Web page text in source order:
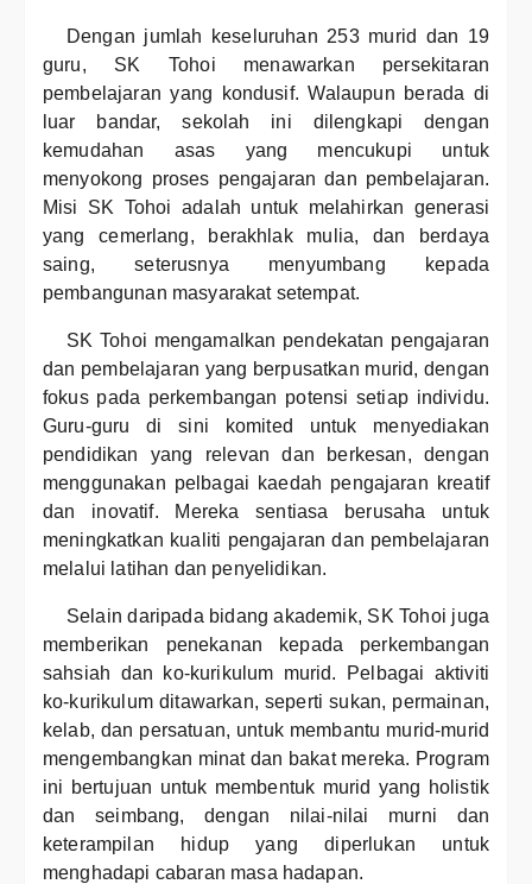
Dengan jumlah keseluruhan 253 murid dan 19
guru, SK Tohoi menawarkan persekitaran
pembelajaran yang kondusif. Walaupun berada di
luar bandar, sekolah ini dilengkapi dengan
kemudahan asas yang mencukupi untuk
menyokong proses pengajaran dan pembelajaran.
Misi SK Tohoi adalah untuk melahirkan generasi
yang cemerlang, berakhlak mulia, dan berdaya
saing, seterusnya menyumbang kepada
pembangunan masyarakat setempat.
SK Tohoi mengamalkan pendekatan pengajaran
dan pembelajaran yang berpusatkan murid, dengan
fokus pada perkembangan potensi setiap individu.
Guru-guru di sini komited untuk menyediakan
pendidikan yang relevan dan berkesan, dengan
menggunakan pelbagai kaedah pengajaran kreatif
dan inovatif. Mereka sentiasa berusaha untuk
meningkatkan kualiti pengajaran dan pembelajaran
melalui latihan dan penyelidikan.
Selain daripada bidang akademik, SK Tohoi juga
memberikan penekanan kepada perkembangan
sahsiah dan ko-kurikulum murid. Pelbagai aktiviti
ko-kurikulum ditawarkan, seperti sukan, permainan,
kelab, dan persatuan, untuk membantu murid-murid
mengembangkan minat dan bakat mereka. Program
ini bertujuan untuk membentuk murid yang holistik
dan seimbang, dengan nilai-nilai murni dan
keterampilan hidup yang diperlukan untuk
menghadapi cabaran masa hadapan.